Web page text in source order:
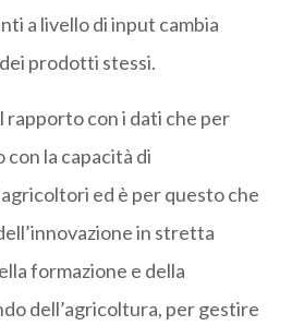
a livello di input cambia
prodotti stessi.
rapporto con i dati che per
con la capacità di
ed è per questo che
in stretta
formazione e della
dell’agricoltura, per gestire